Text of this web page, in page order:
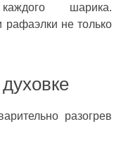
шарика.
рафаэлки не только
разогрев